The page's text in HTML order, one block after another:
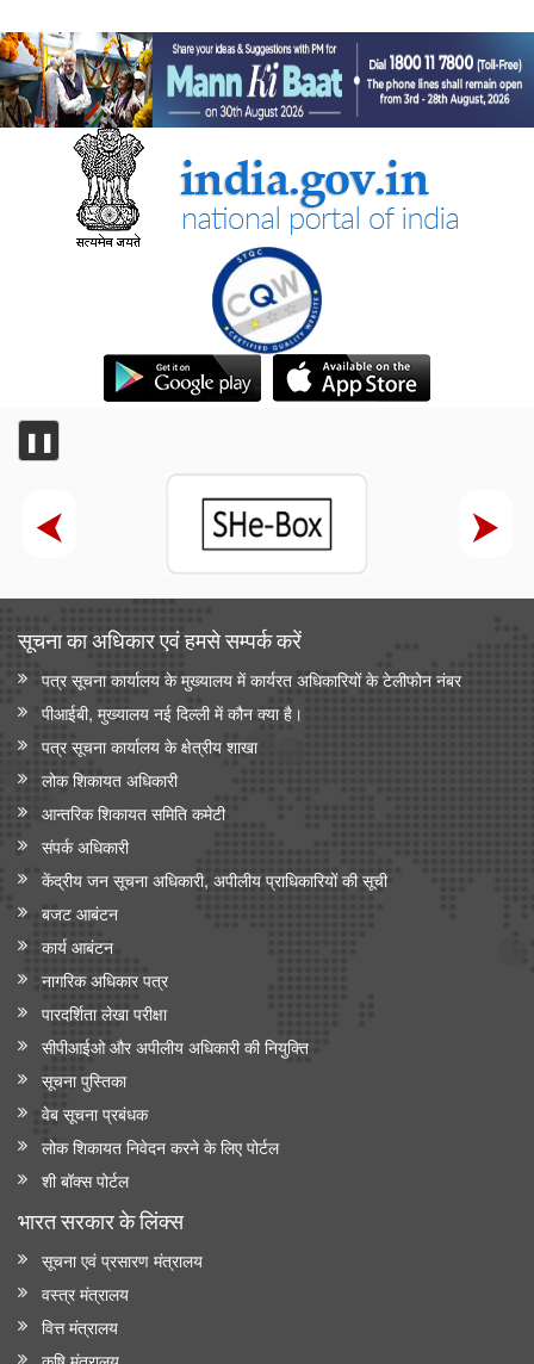
❚❚
सूचना का अधिकार एवं हमसे सम्‍पर्क करें
पत्र सूचना कार्यालय के मुख्यालय में कार्यरत अधिकारियों के टेलीफोन नंबर
पीआईबी, मुख्यालय नई दिल्ली में कौन क्या है।
पत्र सूचना कार्यालय के क्षेत्रीय शाखा
लोक शिकायत अधिकारी
आन्‍तरिक शिकायत समिति कमेटी
संपर्क अधिकारी
केंद्रीय जन सूचना अधिकारी, अपीलीय प्राधिकारियों की सूची
बजट आबंटन
कार्य आबंटन
नागरिक अधिकार पत्र
पारदर्शिता लेखा परीक्षा
सीपीआईओ और अपी‍लीय अधिकारी की नियुक्ति
सूचना पुस्तिका
वेब सूचना प्रबंधक
लोक शिकायत निवेदन करने के लिए पोर्टल
शी बॉक्स पोर्टल
भारत सरकार के लिंक्‍स
सूचना एवं प्रसारण मंत्रालय
वस्त्र मंत्रालय
वित्त मंत्रालय